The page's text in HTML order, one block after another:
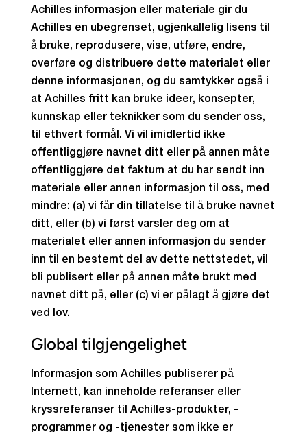
Achilles informasjon eller materiale gir du
Achilles en ubegrenset, ugjenkallelig lisens til
å bruke, reprodusere, vise, utføre, endre,
overføre og distribuere dette materialet eller
denne informasjonen, og du samtykker også i
at Achilles fritt kan bruke ideer, konsepter,
kunnskap eller teknikker som du sender oss,
til ethvert formål. Vi vil imidlertid ikke
offentliggjøre navnet ditt eller på annen måte
offentliggjøre det faktum at du har sendt inn
materiale eller annen informasjon til oss, med
mindre: (a) vi får din tillatelse til å bruke navnet
ditt, eller (b) vi først varsler deg om at
materialet eller annen informasjon du sender
inn til en bestemt del av dette nettstedet, vil
bli publisert eller på annen måte brukt med
navnet ditt på, eller (c) vi er pålagt å gjøre det
ved lov.
Global tilgjengelighet
Informasjon som Achilles publiserer på
Internett, kan inneholde referanser eller
kryssreferanser til Achilles-produkter, -
programmer og -tjenester som ikke er